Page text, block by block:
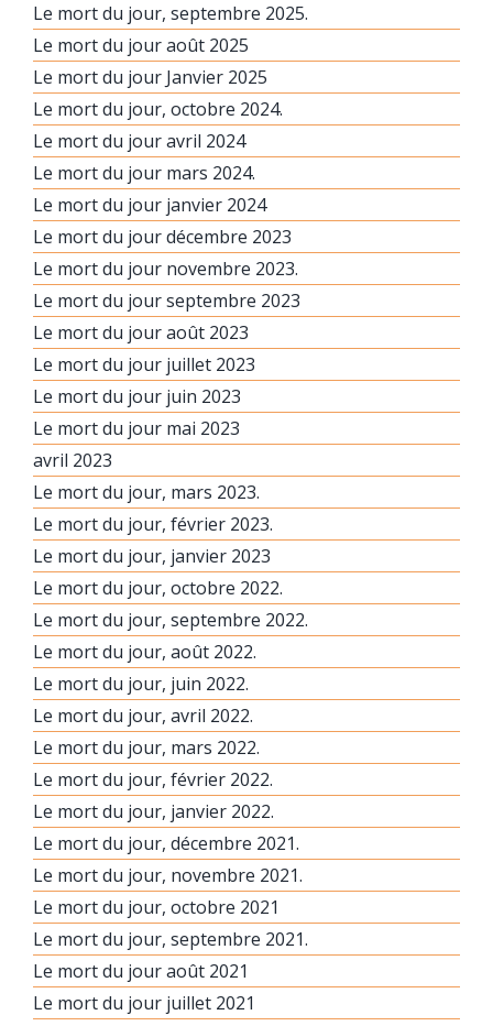
Le mort du jour, septembre 2025.
Le mort du jour août 2025
Le mort du jour Janvier 2025
Le mort du jour, octobre 2024.
Le mort du jour avril 2024
Le mort du jour mars 2024.
Le mort du jour janvier 2024
Le mort du jour décembre 2023
Le mort du jour novembre 2023.
Le mort du jour septembre 2023
Le mort du jour août 2023
Le mort du jour juillet 2023
Le mort du jour juin 2023
Le mort du jour mai 2023
avril 2023
Le mort du jour, mars 2023.
Le mort du jour, février 2023.
Le mort du jour, janvier 2023
Le mort du jour, octobre 2022.
Le mort du jour, septembre 2022.
Le mort du jour, août 2022.
Le mort du jour, juin 2022.
Le mort du jour, avril 2022.
Le mort du jour, mars 2022.
Le mort du jour, février 2022.
Le mort du jour, janvier 2022.
Le mort du jour, décembre 2021.
Le mort du jour, novembre 2021.
Le mort du jour, octobre 2021
Le mort du jour, septembre 2021.
Le mort du jour août 2021
Le mort du jour juillet 2021